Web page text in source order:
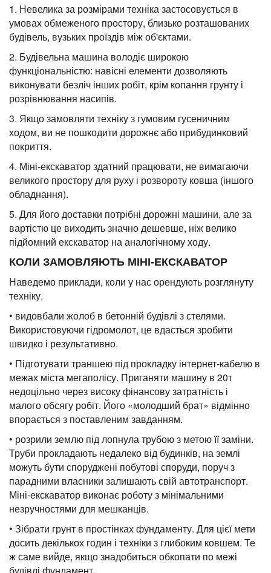
1. Невелика за розмірами техніка застосовується в
умовах обмеженого простору, близько розташованих
будівель, вузьких проїздів між об'єктами.
2. Будівельна машина володіє широкою
функціональністю: навісні елементи дозволяють
виконувати безліч інших робіт, крім копання грунту і
розрівнювання насипів.
3. Якщо замовляти техніку з гумовим гусеничним
ходом, ви не пошкодити дорожнє або прибудинковий
покриття.
4. Міні-екскаватор здатний працювати, не вимагаючи
великого простору для руху і розвороту ковша (іншого
обладнання).
5. Для його доставки потрібні дорожні машини, але за
вартістю це виходить значно дешевше, ніж велико
підйомний екскаватор на аналогічному ходу.
КОЛИ ЗАМОВЛЯЮТЬ МІНІ-ЕКСКАВАТОР
Наведемо приклади, коли у нас орендують розглянуту
техніку.
• видовбали жолоб в бетонній будівлі з стелями.
Використовуючи гідромолот, це вдасться зробити
швидко і результативно.
• Підготувати траншею під прокладку інтернет-кабелю в
межах міста мегаполісу. Приганяти машину в 20т
недоцільно через високу фінансову затратність і
малого обсягу робіт. Його «молодший брат» відмінно
впорається з поставленим завданням.
• розрили землю під лопнула трубою з метою її заміни.
Труби прокладають недалеко від будинків, на землі
можуть бути споруджені побутові споруди, поруч з
парадними власники залишають свій автотранспорт.
Міні-екскаватор виконає роботу з мінімальними
незручностями для мешканців.
• Зібрати грунт в простінках фундаменту. Для цієї мети
досить декількох годин і техніки з глибоким ковшем. Те
ж саме вийде, якщо знадобиться обкопати по межі